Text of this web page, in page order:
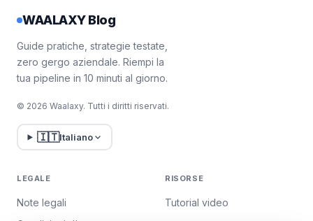
WAALAXY Blog
Guide pratiche, strategie testate,
zero gergo aziendale. Riempi la
tua pipeline in 10 minuti al giorno.
© 2026 Waalaxy. Tutti i diritti riservati.
🇮🇹Italiano
LEGALE
Note legali
RISORSE
Tutorial video